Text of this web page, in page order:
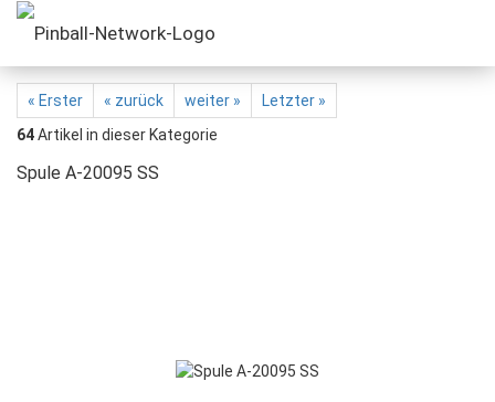
« Erster « zurück weiter »
Letzter »
64Artikel in dieser Kategorie
Spule A-20095 SS